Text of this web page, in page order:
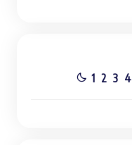
1 2 3 4